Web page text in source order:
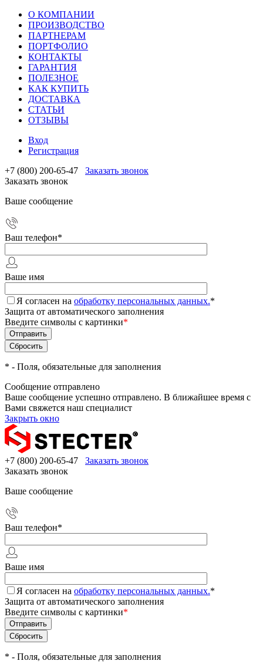
О КОМПАНИИ
ПРОИЗВОДСТВО
ПАРТНЕРАМ
ПОРТФОЛИО
КОНТАКТЫ
ГАРАНТИЯ
ПОЛЕЗНОЕ
КАК КУПИТЬ
ДОСТАВКА
СТАТЬИ
ОТЗЫВЫ
Вход
Регистрация
+7 (800) 200-65-47
Заказать звонок
Заказать звонок
Ваше сообщение
Ваш телефон*
Ваше имя
Я согласен на обработку персональных данных.*
Защита от автоматического заполнения
Введите символы с картинки*
* - Поля, обязательные для заполнения
Сообщение отправлено
Ваше сообщение успешно отправлено. В ближайшее время с
Вами свяжется наш специалист
Закрыть окно
+7 (800) 200-65-47
Заказать звонок
Заказать звонок
Ваше сообщение
Ваш телефон*
Ваше имя
Я согласен на обработку персональных данных.*
Защита от автоматического заполнения
Введите символы с картинки*
* - Поля, обязательные для заполнения